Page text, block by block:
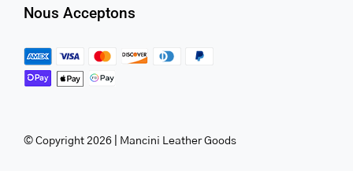
Nous Acceptons
© Copyright 2026 | Mancini Leather Goods